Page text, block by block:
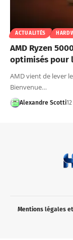
ACTUALITÉS
AMD Ryzen
optimisés pour
AMD vient de lever
Bienvenue…
Alexandre Scotti
Mentions légales